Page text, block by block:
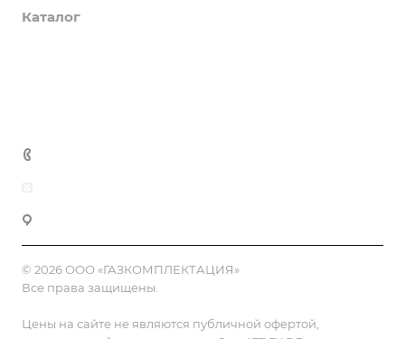
Каталог
© 2026 ООО «ГАЗКОМПЛЕКТАЦИЯ»
Все права защищены.
Цены на сайте не являются публичной офертой,